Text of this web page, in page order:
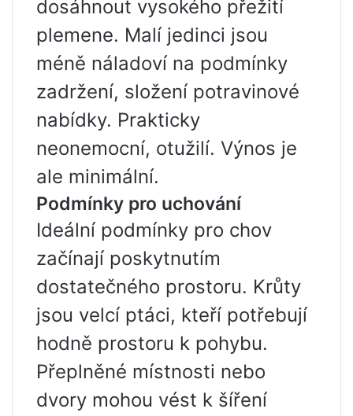
dosáhnout vysokého přežití
plemene. Malí jedinci jsou
méně náladoví na podmínky
zadržení, složení potravinové
nabídky. Prakticky
neonemocní, otužilí. Výnos je
ale minimální.
Podmínky pro uchování
Ideální podmínky pro chov
začínají poskytnutím
dostatečného prostoru. Krůty
jsou velcí ptáci, kteří potřebují
hodně prostoru k pohybu.
Přeplněné místnosti nebo
dvory mohou vést k šíření